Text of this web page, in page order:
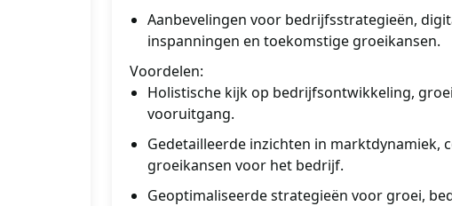
Aanbevelingen voor bedrijfsstrategieën,
inspanningen en toekomstige groeikansen.
Voordelen:
Holistische kijk op bedrijfsontwikkeling,
vooruitgang.
Gedetailleerde inzichten in marktdynamiek,
groeikansen voor het bedrijf.
Geoptimaliseerde strategieën voor groei,